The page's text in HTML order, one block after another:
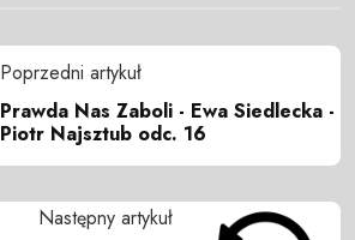
Poprzedni artykuł
Prawda Nas Zaboli - Ewa Siedlecka -
Piotr Najsztub odc. 16
Następny artykuł